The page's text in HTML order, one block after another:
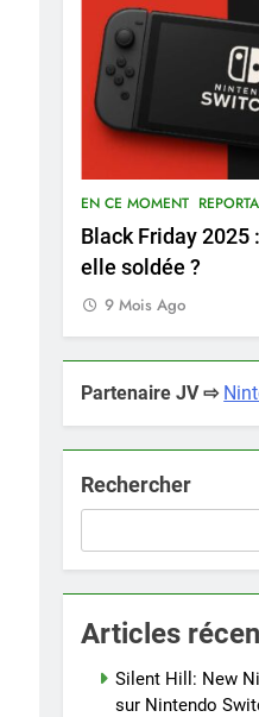
EN CE MOMENT
Black Friday
elle soldée ?
9 Mois Ago
Partenaire JV ⇨
Rechercher
Articles
Silent Hill: New
sur Nintendo